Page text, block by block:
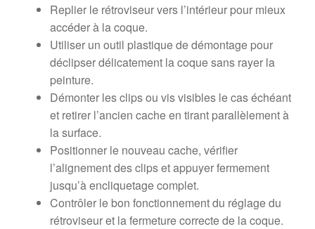
Replier le rétroviseur vers l’intérieur pour mieux
accéder à la coque.
Utiliser un outil plastique de démontage pour
déclipser délicatement la coque sans rayer la
peinture.
Démonter les clips ou vis visibles le cas échéant
et retirer l’ancien cache en tirant parallèlement à
la surface.
Positionner le nouveau cache, vérifier
l’alignement des clips et appuyer fermement
jusqu’à encliquetage complet.
Contrôler le bon fonctionnement du réglage du
rétroviseur et la fermeture correcte de la coque.